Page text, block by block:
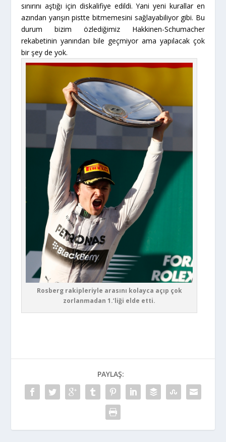
sınırını aştığı için diskalifiye edildi. Yani yeni kurallar en
azından yarışın pistte bitmemesini sağlayabiliyor gibi. Bu
durum bizim özlediğimiz Hakkinen-Schumacher
rekabetinin yanından bile geçmiyor ama yapılacak çok
bir şey de yok.
Rosberg rakipleriyle arasını kolayca açıp çok
zorlanmadan 1.’liği elde etti.
PAYLAŞ: